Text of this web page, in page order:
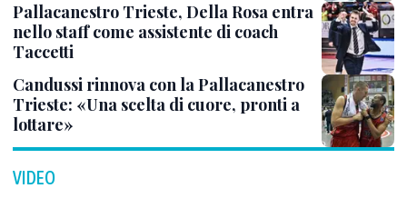
Pallacanestro Trieste, Della Rosa entra
nello staff come assistente di coach
Taccetti
Candussi rinnova con la Pallacanestro
Trieste: «Una scelta di cuore, pronti a
lottare»
VIDEO